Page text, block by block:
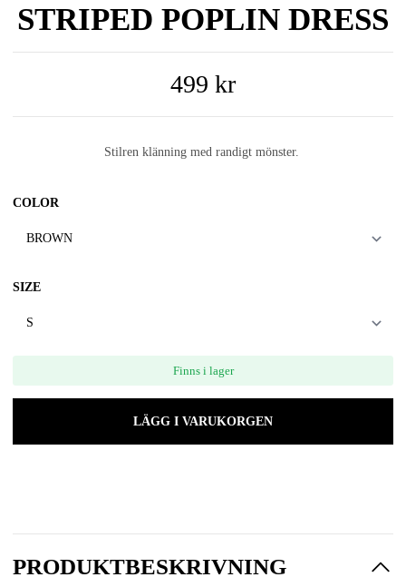
STRIPED POPLIN DRESS
499 kr
Stilren klänning med randigt mönster.
COLOR
SIZE
Finns i lager
LÄGG I VARUKORGEN
PRODUKTBESKRIVNING